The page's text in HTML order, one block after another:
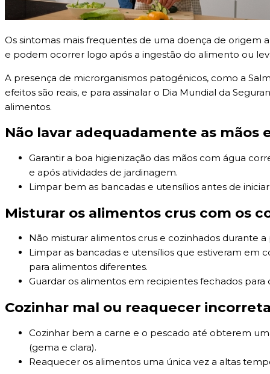
Os sintomas mais frequentes de uma doença de origem
e podem ocorrer logo após a ingestão do alimento ou
A presença de microrganismos patogénicos, como a
efeitos são reais, e para assinalar o Dia Mundial da
alimentos.
Não lavar adequadamente as mãos
Garantir a boa higienização das mãos com água
e após atividades de jardinagem.
Limpar bem as bancadas e utensílios antes de
Misturar os alimentos crus com os
Não misturar alimentos crus e cozinhados durante
Limpar as bancadas e utensílios que estiveram em
para alimentos diferentes.
Guardar os alimentos em recipientes fechados
Cozinhar mal ou reaquecer
Cozinhar bem a carne e o pescado até obterem
(gema e clara).
Reaquecer os alimentos uma única vez a altas